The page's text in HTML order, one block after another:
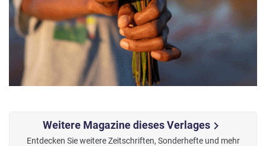
Weitere Magazine dieses Verlageschevron_right
Entdecken Sie weitere Zeitschriften, Sonderhefte und mehr